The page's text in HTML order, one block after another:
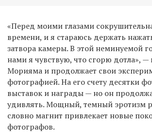
«Перед моими глазами
времени, и я стараюсь держать
затвора камеры. В этой неминуемой
нами я чувствую, что сгорю дотла», —
Морияма и продолжает свои
фотографией. На его счету десятки
выставок и награды — но он
удивлять. Мощный, темный эротизм
словно магнит привлекает новые
фотографов.